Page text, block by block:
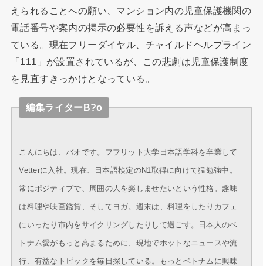
えられることへの願い、マンション内の児童保護機関の
電話番号や案内の掲示の必要性を訴える声などが高まっ
ている。現在フリーダイヤル、チャイルドヘルプライン
「111」が設置されているが、この悲劇は児童保護制度
を見直すきっかけとなっている。
編集ライターB?o
こんにちは、バオです。フフリット大学日本語学科を卒業して
Vetterに入社。現在、日本語検定のN1取得に向けて猛勉強中。
常にポジティブで、周囲の人を楽しませたいという性格。趣味
は料理や映画鑑賞、そしてヨガ。週末は、料理をしたりカフェ
にいったり市内をサイクリングしたりして過ごす。日本人のベ
トナム愛がもっと高まるために、現地でホットなニュースや流
行、有益なトピックを毎日探している。もっとベトナムに興味